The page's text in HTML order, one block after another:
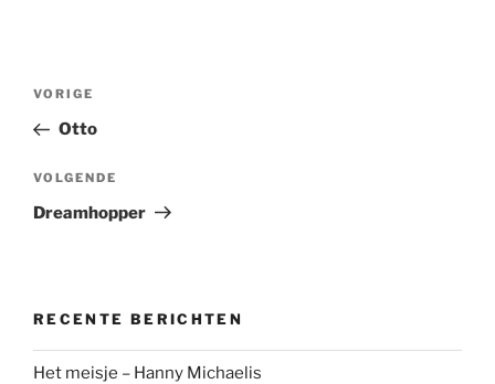
Bericht
Vorig
bericht
VORIGE
Otto
Volgend
bericht
VOLGENDE
Dreamhopper
RECENTE BERICHTEN
Het meisje – Hanny Michaelis